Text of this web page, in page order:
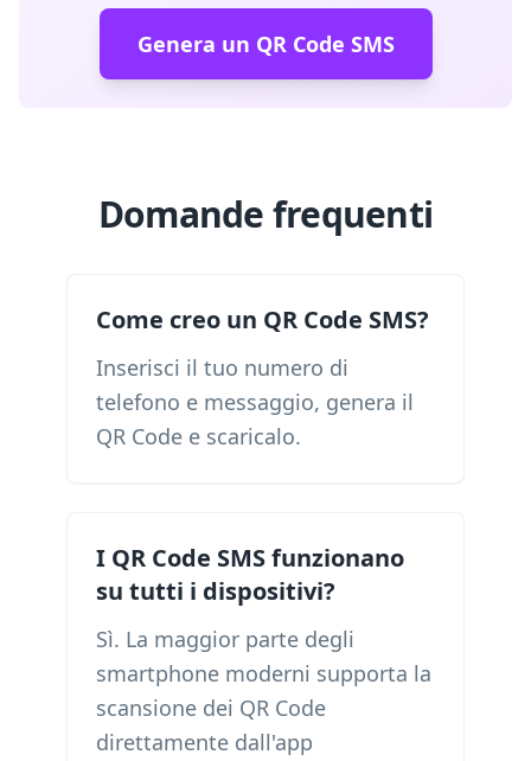
Genera un QR Code SMS
Domande frequenti
Come creo un QR Code SMS?
Inserisci il tuo numero di
telefono e messaggio, genera il
QR Code e scaricalo.
I QR Code SMS funzionano
su tutti i dispositivi?
Sì. La maggior parte degli
smartphone moderni supporta la
scansione dei QR Code
direttamente dall'app